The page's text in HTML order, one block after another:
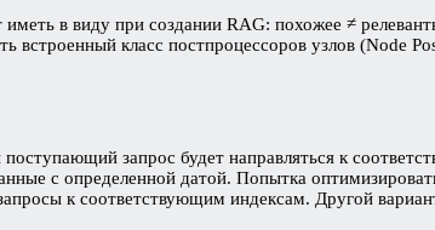
в виду при создании RAG: похожее ≠
встроенный класс постпроцессоров узлов (Node
запрос будет направляться к
с определенной датой. Попытка
к соответствующим индексам. Другой